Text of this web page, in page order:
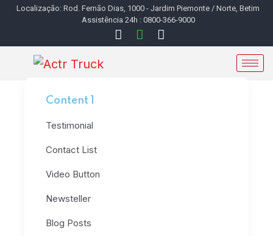
Localização: Rod. Fernão Dias, 1000 - Jardim Piemonte / Norte, Betim
Assistência 24h : 0800-366-9000
Content 1
Testimonial
Contact List
Video Button
Newsteller
Blog Posts